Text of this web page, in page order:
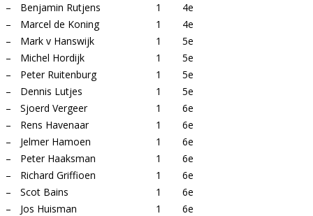
–
Benjamin Rutjens 1
4e
–
Marcel de Koning 1
4e
–
Mark v Hanswijk 1
5e
–
Michel Hordijk 1
5e
–
Peter Ruitenburg 1
5e
–
Dennis Lutjes 1
5e
–
Sjoerd Vergeer 1
6e
–
Rens Havenaar 1
6e
–
Jelmer Hamoen 1
6e
–
Peter Haaksman 1
6e
–
Richard Griffioen 1
6e
–
Scot Bains 1
6e
–
Jos Huisman 1
6e